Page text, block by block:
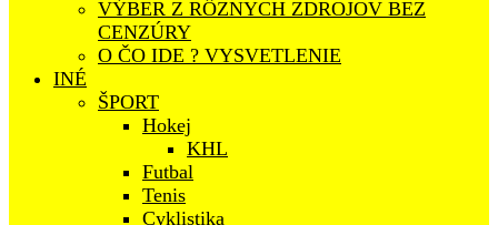
VÝBER Z RÔZNYCH ZDROJOV BEZ
CENZÚRY
O ČO IDE ? VYSVETLENIE
INÉ
ŠPORT
Hokej
KHL
Futbal
Tenis
Cyklistika